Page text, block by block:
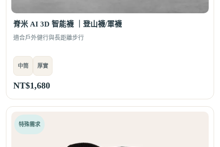
脊米 AI 3D 智能襪 ｜登山襪/軍襪
適合戶外健行與長距離步行
中筒 厚實
NT$1,680
特殊需求